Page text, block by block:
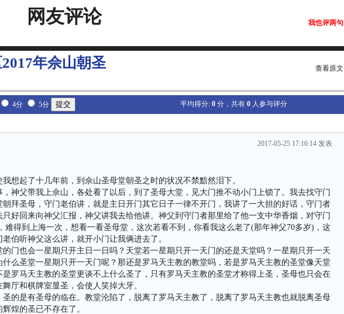
网友评论 我也评两句
年佘山朝圣 查看原文
4分 5分 平均得分: 0 分，共有 0 人参与评分
2017-05-25 17:16:14 发表
想起了十几年前，到佘山圣母堂朝圣之时的状况不禁黯然泪下。
神父带我上佘山，各处看了以后，到了圣母大堂，见大门推不动小门上锁了。我去找守门
拜圣母，守门老伯讲，就是主日开门其它日子一律不开门，我讲了一大担的好话，守门者
好回来向神父汇报，神父讲我去给他讲。神父到守门者那里给了他一支中华香烟，对守门
难得到上海一次，想看一看圣母堂，这次若看不到，你看我这么老了(那年神父70多岁)，这
伯听神父这么讲，就开小门让我俩进去了。
门也会一星期只开主日一日吗？天堂若一星期只开一天门的还是天堂吗？一星期只开一天
么圣堂一星期只开一天门呢？那还是罗马天主教的教堂吗，若是罗马天主教的圣堂像天堂
罗马天主教的圣堂更谈不上什么圣了，只有罗马天主教的圣堂才称得上圣，圣母也只会在
厅和棋牌室显圣，会使人笑掉大牙。
的是有圣母的临在。教堂沦陷了，脱离了罗马天主教了，脱离了罗马天主教也就脱离圣母
煌的圣已不存在了。